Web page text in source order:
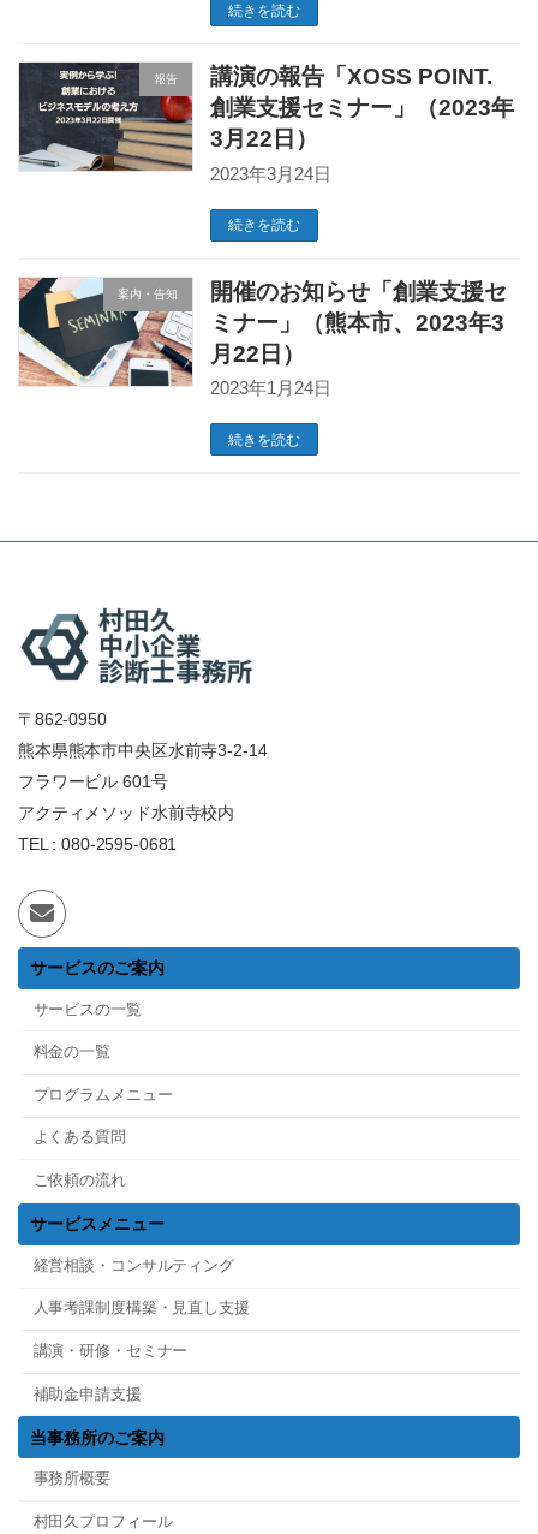
続きを読む
報告
講演の報告「XOSS POINT.
創業支援セミナー」（2023年
3月22日）
2023年3月24日
続きを読む
案内・告知
開催のお知らせ「創業支援セ
ミナー」（熊本市、2023年3
月22日）
2023年1月24日
続きを読む
〒862-0950
熊本県熊本市中央区水前寺3-2-14
フラワービル 601号
アクティメソッド水前寺校内
TEL : 080-2595-0681
サービスのご案内
サービスの一覧
料金の一覧
プログラムメニュー
よくある質問
ご依頼の流れ
サービスメニュー
経営相談・コンサルティング
人事考課制度構築・見直し支援
講演・研修・セミナー
補助金申請支援
当事務所のご案内
事務所概要
村田久プロフィール